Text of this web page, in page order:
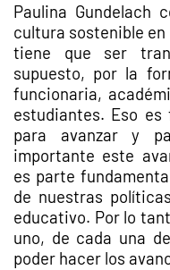
Paulina Gundelach
cultura sostenible
tiene que ser
supuesto, por la
funcionaria,
estudiantes. Eso
para avanzar y
importante este
es parte
de nuestras
educativo. Por lo
uno, de cada una
poder hacer los